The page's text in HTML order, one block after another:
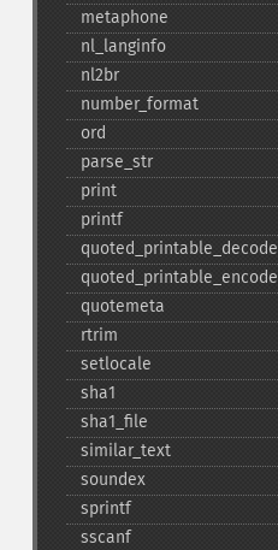
metaphone
nl_​langinfo
nl2br
number_​format
ord
parse_​str
print
printf
quoted_​printable_​decode
quoted_​printable_​encode
quotemeta
rtrim
setlocale
sha1
sha1_​file
similar_​text
soundex
sprintf
sscanf